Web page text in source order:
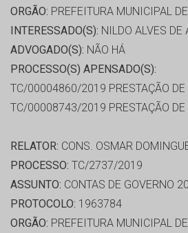
ORGÃO: PREFEITURA MUNICIPAL
INTERESSADO(S): NILDO ALVES DE
ADVOGADO(S): NÃO HÁ
PROCESSO(S) APENSADO(S):
TC/00004860/2019 PRESTAÇÃO DE
TC/00008743/2019 PRESTAÇÃO DE
RELATOR: CONS. OSMAR
PROCESSO: TC/2737/2019
ASSUNTO: CONTAS DE GOVERNO
PROTOCOLO: 1963784
ORGÃO: PREFEITURA MUNICIPAL